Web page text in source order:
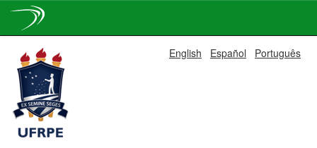
navigation
English Español Português